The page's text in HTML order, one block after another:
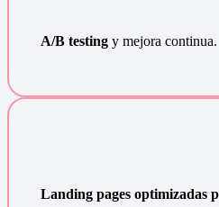
A/B testingy mejora continua.
Landing pages optimizadas